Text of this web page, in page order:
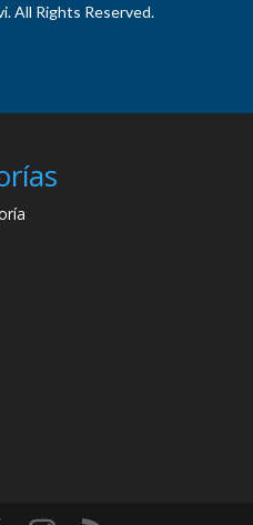
All Rights Reserved.